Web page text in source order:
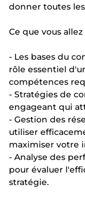
donner toutes
Ce que vous
- Les bases du
rôle essentiel
compétences
- Stratégies de
engageant qui
- Gestion des
utiliser
maximiser votre
- Analyse des
pour évaluer
stratégie.